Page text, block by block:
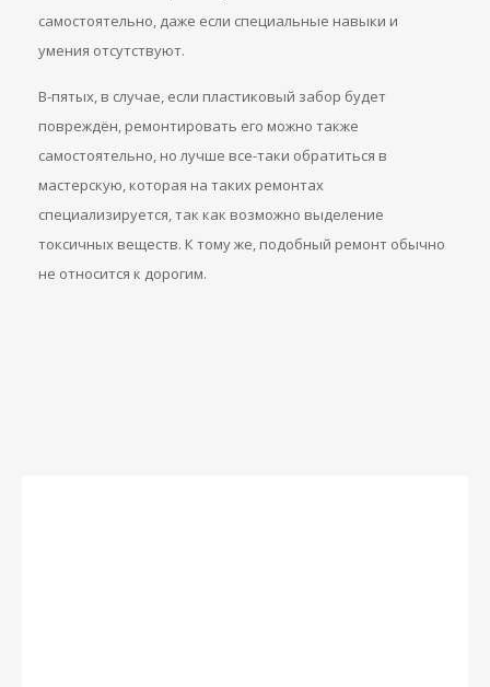
самостоятельно, даже если специальные навыки и
умения отсутствуют.
В-пятых, в случае, если пластиковый забор будет
повреждён, ремонтировать его можно также
самостоятельно, но лучше все-таки обратиться в
мастерскую, которая на таких ремонтах
специализируется, так как возможно выделение
токсичных веществ. К тому же, подобный ремонт обычно
не относится к дорогим.